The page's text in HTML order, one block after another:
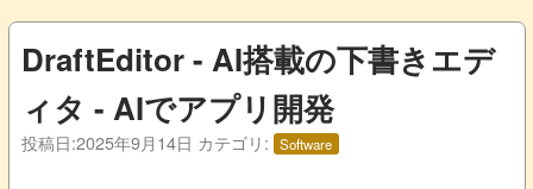
DraftEditor - AI搭載の下書きエデ
ィタ - AIでアプリ開発
投稿日:2025年9月14日 カテゴリ: Software